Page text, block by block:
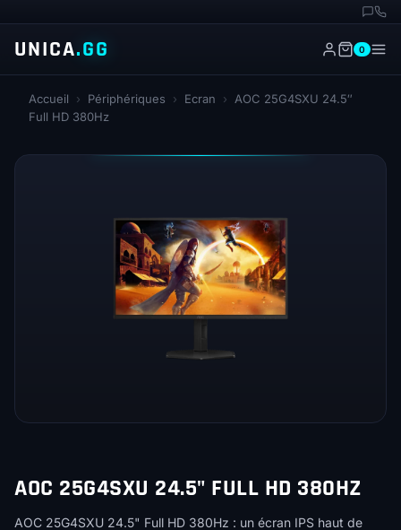
UNICA.GG 0
Accueil › Périphériques › Ecran ›
AOC 25G4SXU 24.5″
Full HD 380Hz
AOC 25G4SXU 24.5" FULL HD 380HZ
AOC 25G4SXU 24.5" Full HD 380Hz : un écran IPS haut de